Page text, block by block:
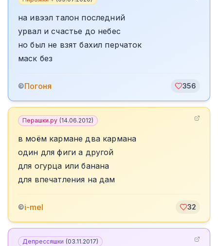
на ивээл талон последний
урвал и счастье до небес
но был не взят бахил перчаток
маск без
©Погоня 356
Перашки.ру (14.06.2012)
в моём кармане два кармана
один для фиги а другой
для огурца или банана
для впечатления на дам
©i-mel 32
Депрессяшки (03.11.2017)